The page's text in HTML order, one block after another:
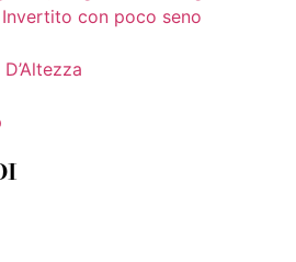
con poco seno